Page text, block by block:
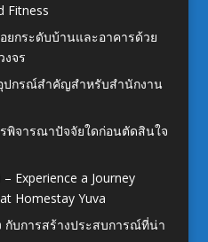
Fitness
ยกระดับบ้านและอาคารด้วย
งจร
ปกรณ์สำคัญสำหรับสำนักงาน
พิจารณาปัจจัยใดก่อนตัดสินใจ
Experience a Journey
Homestay Yuva
กับการสร้างประสบการณ์ที่น่า